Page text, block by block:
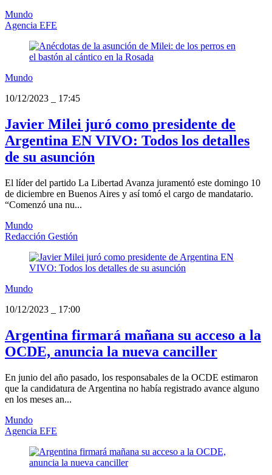
Mundo
Agencia EFE
Mundo
10/12/2023
17:45
Javier Milei juró como presidente de
Argentina EN VIVO: Todos los detalles
de su asunción
El líder del partido La Libertad Avanza juramentó este domingo 10
de diciembre en Buenos Aires y así tomó el cargo de mandatario.
“Comenzó una nu...
Mundo
Redacción Gestión
Mundo
10/12/2023
17:00
Argentina firmará mañana su acceso a la
OCDE, anuncia la nueva canciller
En junio del año pasado, los responsabales de la OCDE estimaron
que la candidatura de Argentina no había registrado avance alguno
en los meses an...
Mundo
Agencia EFE